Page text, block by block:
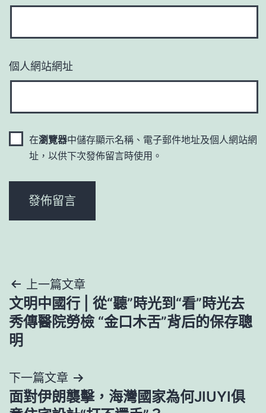
個人網站網址
在瀏覽器中儲存顯示名稱、電子郵件地址及個人網站網
址，以供下次發佈留言時使用。
文
章
導
覽
上一篇文章
文明中國行 | 從“聽”時光到“看”時光去
秀傳醫院勞檢 “金口木舌”背后的保存聰
明
下一篇文章
面對伊朗襲擊，海灣國家為何JIUYI俱